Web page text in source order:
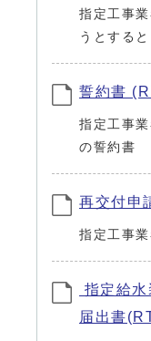
指定工事
うとすると
誓約書
指定工事
の誓約書
再交付申
指定工事
指定給
届出書